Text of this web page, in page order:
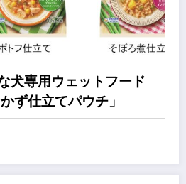
犬専用ウェットフード
ず仕立てパウチ」